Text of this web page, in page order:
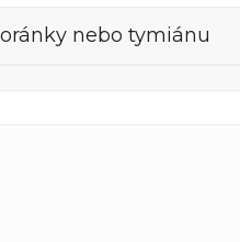
nebo tymiánu